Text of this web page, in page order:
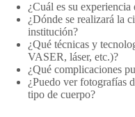
¿Cuál es su experiencia
¿Dónde se realizará la
institución?
¿Qué técnicas y
VASER, láser, etc.)?
¿Qué complicaciones
¿Puedo ver fotografías
tipo de cuerpo?